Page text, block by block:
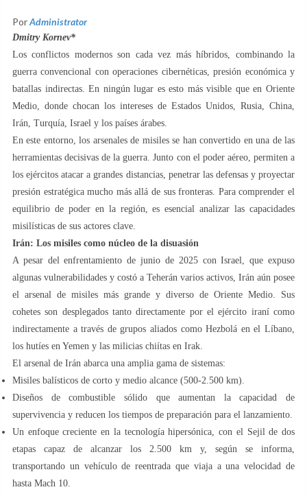
PorAdministrator
Dmitry Kornev*
Los conflictos modernos son cada vez más híbridos, combinando la
guerra convencional con operaciones cibernéticas, presión económica y
batallas indirectas. En ningún lugar es esto más visible que en Oriente
Medio, donde chocan los intereses de Estados Unidos, Rusia, China,
Irán, Turquía, Israel y los países árabes.
En este entorno, los arsenales de misiles se han convertido en una de las
herramientas decisivas de la guerra. Junto con el poder aéreo, permiten a
los ejércitos atacar a grandes distancias, penetrar las defensas y proyectar
presión estratégica mucho más allá de sus fronteras. Para comprender el
equilibrio de poder en la región, es esencial analizar las capacidades
misilísticas de sus actores clave.
Irán: Los misiles como núcleo de la disuasión
A pesar del enfrentamiento de junio de 2025 con Israel, que expuso
algunas vulnerabilidades y costó a Teherán varios activos, Irán aún posee
el arsenal de misiles más grande y diverso de Oriente Medio. Sus
cohetes son desplegados tanto directamente por el ejército iraní como
indirectamente a través de grupos aliados como Hezbolá en el Líbano,
los hutíes en Yemen y las milicias chiítas en Irak.
El arsenal de Irán abarca una amplia gama de sistemas:
Misiles balísticos de corto y medio alcance (500-2.500 km).
Diseños de combustible sólido que aumentan la capacidad de
supervivencia y reducen los tiempos de preparación para el lanzamiento.
Un enfoque creciente en la tecnología hipersónica, con el Sejil de dos
etapas capaz de alcanzar los 2.500 km y, según se informa,
transportando un vehículo de reentrada que viaja a una velocidad de
hasta Mach 10.